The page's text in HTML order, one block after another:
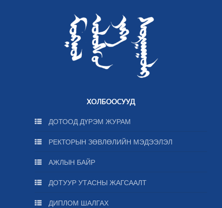
ХОЛБООСУУД
ДОТООД ДҮРЭМ ЖУРАМ
РЕКТОРЫН ЗӨВЛӨЛИЙН МЭДЭЭЛЭЛ
АЖЛЫН БАЙР
ДОТУУР УТАСНЫ ЖАГСААЛТ
ДИПЛОМ ШАЛГАХ